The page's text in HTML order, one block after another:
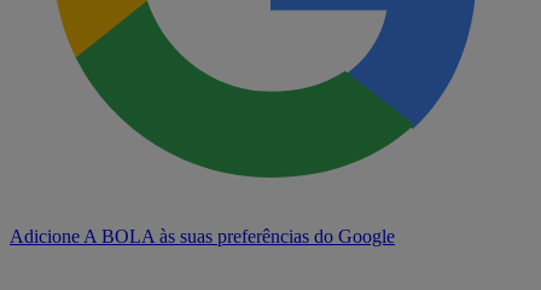
Adicione A BOLA às suas preferências do Google